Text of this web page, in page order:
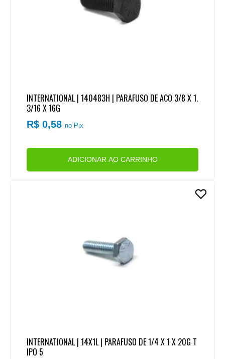
INTERNATIONAL | 140483H | PARAFUSO DE ACO 3/8 X 1.
3/16 X 16G
R$ 0,58no Pix
ADICIONAR AO CARRINHO
INTERNATIONAL | 14X1L | PARAFUSO DE 1/4 X 1 X 20G T
IPO 5